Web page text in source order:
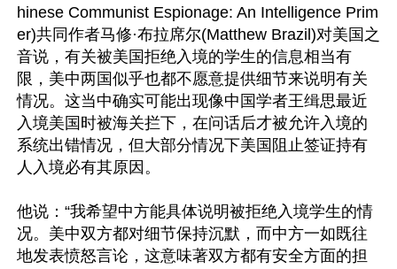
hinese Communist Espionage: An Intelligence Prim
er)共同作者马修·布拉席尔(Matthew Brazil)对美国之
音说，有关被美国拒绝入境的学生的信息相当有
限，美中两国似乎也都不愿意提供细节来说明有关
情况。这当中确实可能出现像中国学者王缉思最近
入境美国时被海关拦下，在问话后才被允许入境的
系统出错情况，但大部分情况下美国阻止签证持有
人入境必有其原因。
他说：“我希望中方能具体说明被拒绝入境学生的情
况。美中双方都对细节保持沉默，而中方一如既往
地发表愤怒言论，这意味著双方都有安全方面的担